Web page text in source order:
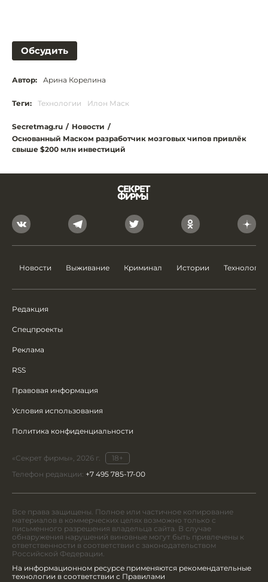
Обсудить
Автор: Арина Корелина
Теги: Технологии Илон Маск
Secretmag.ru / Новости /
Основанный Маском разработчик мозговых чипов привлёк
свыше $200 млн инвестиций
Новости Выживание Криминал Истории Технологии
Редакция
Спецпроекты
Реклама
RSS
Правовая информация
Условия использования
Политика конфиденциальности
«Секрет фирмы», 2026 г.
18+
Телефон редакции: +7 495 785-17-00
Все права защищены. Полное или частичное копирование
материалов в коммерческих целях возможно только с
письменного разрешения владельца сайта. В случае
обнаружения нарушений виновные могут быть привлечены к
ответственности в соответствии с законодательством
Российской Федерации.
На информационном ресурсе применяются рекомендательные
технологии в соответствии с Правилами